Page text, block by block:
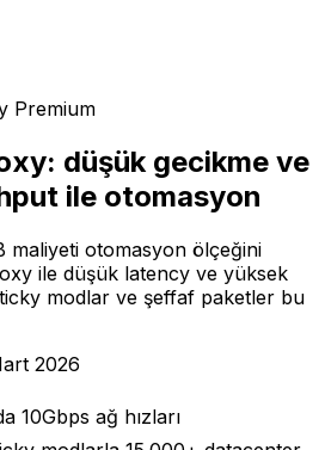
Premium
düşük gecikme ve
ile otomasyon
maliyeti otomasyon ölçeğini
ile düşük latency ve yüksek
modlar ve şeffaf paketler bu
2026
10Gbps ağ hızları